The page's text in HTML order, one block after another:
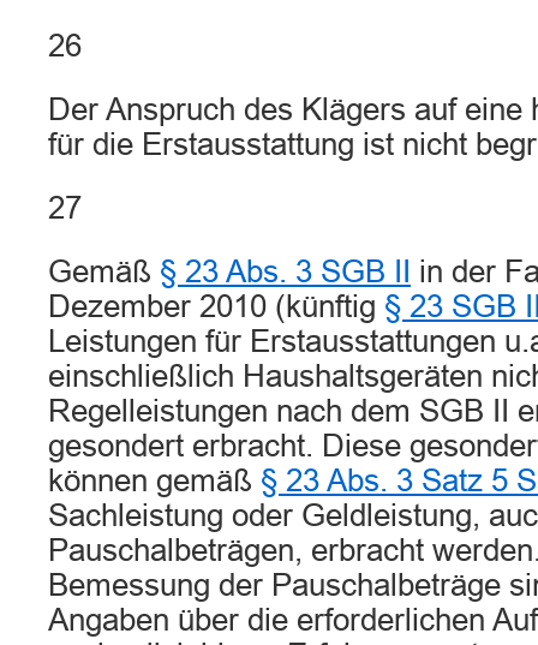
26
Der Anspruch des Klägers auf eine
für die Erstausstattung ist nicht
27
Gemäß § 23 Abs. 3 SGB II
in der
Dezember 2010 (künftig § 23 SGB
Leistungen für Erstausstattungen
einschließlich Haushaltsgeräten
Regelleistungen nach dem SGB II
gesondert erbracht. Diese
können gemäß § 23 Abs. 3 Satz 5
Sachleistung oder Geldleistung,
Pauschalbeträgen, erbracht
Bemessung der Pauschalbeträge
Angaben über die erforderlichen